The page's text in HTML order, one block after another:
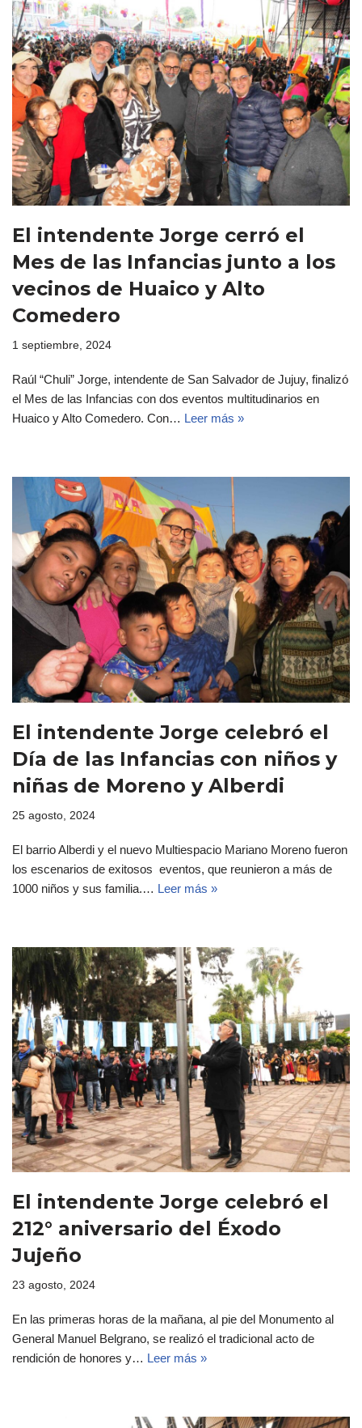
El intendente Jorge cerró el
Mes de las Infancias junto a los
vecinos de Huaico y Alto
Comedero
1 septiembre, 2024
Raúl “Chuli” Jorge, intendente de San Salvador de Jujuy, finalizó
el Mes de las Infancias con dos eventos multitudinarios en
Huaico y Alto Comedero. Con… Leer más »
El intendente Jorge celebró el
Día de las Infancias con niños y
niñas de Moreno y Alberdi
25 agosto, 2024
El barrio Alberdi y el nuevo Multiespacio Mariano Moreno fueron
los escenarios de exitosos eventos, que reunieron a más de
1000 niños y sus familia.… Leer más »
El intendente Jorge celebró el
212° aniversario del Éxodo
Jujeño
23 agosto, 2024
En las primeras horas de la mañana, al pie del Monumento al
General Manuel Belgrano, se realizó el tradicional acto de
rendición de honores y… Leer más »